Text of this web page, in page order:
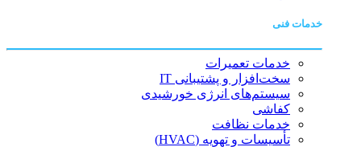
خدمات فنی
خدمات تعمیرات
سخت‌افزار و پشتیبانی IT
سیستم‌های انرژی خورشیدی
کفاشی
خدمات نظافت
تأسیسات و تهویه (HVAC)